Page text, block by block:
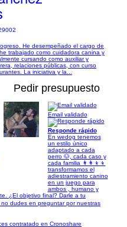
He desempeñado el cargo de
trabajado como cuidadora canina y
cursando como auxiliar y
relaciones públicas, con curso
La iniciativa y la...
Pedir presupuesto
Email validado
Responde rápido
En wedog tenemos
un estilo único
adaptado a cada
perro 🐶, cada caso y
cada familia 👩‍👩‍👦‍👦
transformamos el
adiestramiento canino
en un juego para
ambos , humano y
¿El objetivo final? Darle a tu
dudes en preguntar por nuestras
contratado en Cronoshare